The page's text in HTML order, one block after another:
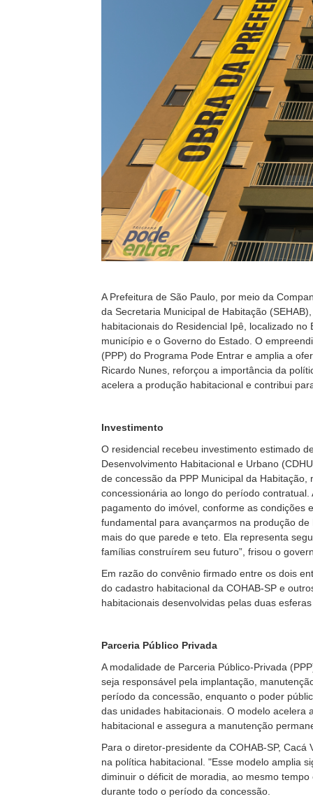
A Prefeitura de São Paulo, por meio da
da Secretaria Municipal de Habitação
habitacionais do Residencial Ipê, localizado
município e o Governo do Estado. O
(PPP) do Programa Pode Entrar e amplia a
Ricardo Nunes, reforçou a importância da
acelera a produção habitacional e contribui
Investimento
O residencial recebeu investimento estimado
Desenvolvimento Habitacional e Urbano
de concessão da PPP Municipal da
concessionária ao longo do período
pagamento do imóvel, conforme as condições
fundamental para avançarmos na produção
mais do que parede e teto. Ela representa
famílias construírem seu futuro”, frisou o
Em razão do convênio firmado entre os dois
do cadastro habitacional da COHAB-SP e
habitacionais desenvolvidas pelas duas
Parceria Público Privada
A modalidade de Parceria Público-Privada
seja responsável pela implantação,
período da concessão, enquanto o poder
das unidades habitacionais. O modelo acelera
habitacional e assegura a manutenção
Para o diretor-presidente da COHAB-SP,
na política habitacional. "Esse modelo amplia
diminuir o déficit de moradia, ao mesmo
durante todo o período da concessão.